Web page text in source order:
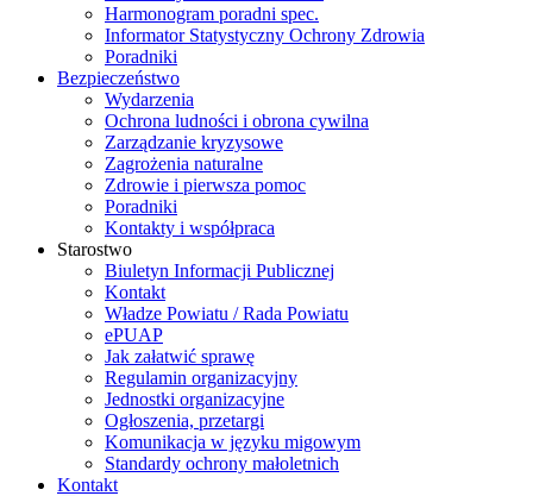
Harmonogram poradni spec.
Informator Statystyczny Ochrony Zdrowia
Poradniki
Bezpieczeństwo
Wydarzenia
Ochrona ludności i obrona cywilna
Zarządzanie kryzysowe
Zagrożenia naturalne
Zdrowie i pierwsza pomoc
Poradniki
Kontakty i współpraca
Starostwo
Biuletyn Informacji Publicznej
Kontakt
Władze Powiatu / Rada Powiatu
ePUAP
Jak załatwić sprawę
Regulamin organizacyjny
Jednostki organizacyjne
Ogłoszenia, przetargi
Komunikacja w języku migowym
Standardy ochrony małoletnich
Kontakt